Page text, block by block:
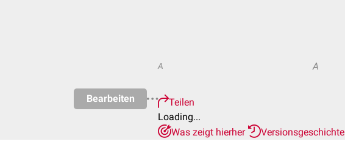
Bearbeiten
A A
Teilen
Loading...
Was zeigt hierher
Versionsgeschichte